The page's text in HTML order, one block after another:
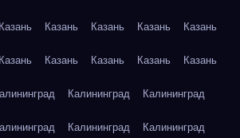
Казань Казань Казань Казань Казань
Казань Казань Казань Казань Казань
Калининград Калининград
Калининград Калининград